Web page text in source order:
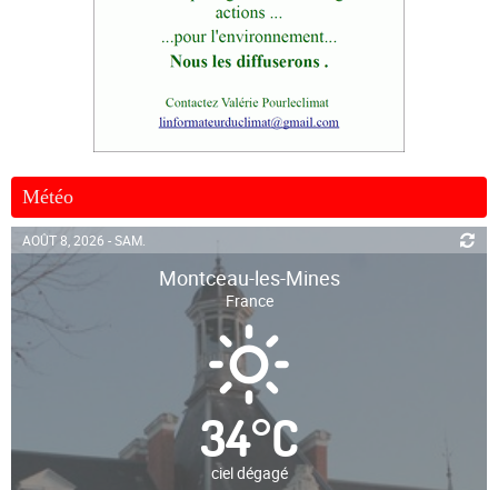
Météo
AOÛT 8, 2026 - SAM.
Montceau-les-Mines
France
34°C
ciel dégagé